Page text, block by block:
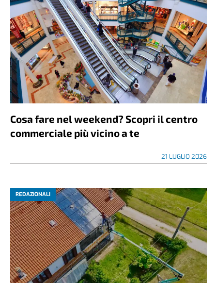
Cosa fare nel weekend? Scopri il centro
commerciale più vicino a te
21 LUGLIO 2026
REDAZIONALI